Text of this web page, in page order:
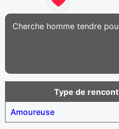
Cherche homme tendre
Type de
Amoureuse